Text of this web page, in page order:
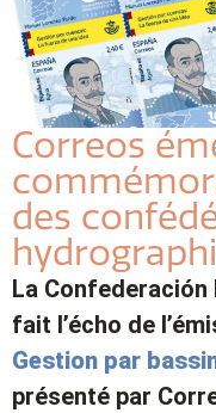
Correos
des
La
fait l’écho de
Gestion par
présenté par